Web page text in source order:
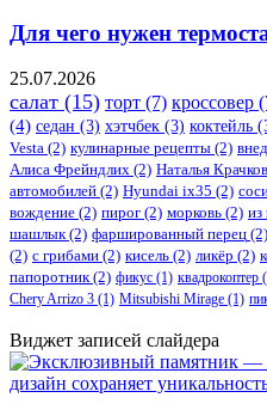
Для чего нужен
25.07.2026
салат (15) торт (7) кроссовер
(4) седан (3) хэтчбек (3) коктейль
Vesta (2) кулинарные рецепты (2)
Алиса Фрейндлих (2) Наталья
автомобилей (2) ​Hyundai ix35 (2)
вождение (2) пирог (2) морковь (2) из
шашлык(2) фаршированный перец (2)
(2) с грибами (2) кисель (2) ликёр (2)
папоротник(2) фикус (1) квадрокоптер
Chery Arrizo 3 (1) Mitsubishi Mirage (1)
Виджет записей слайдера